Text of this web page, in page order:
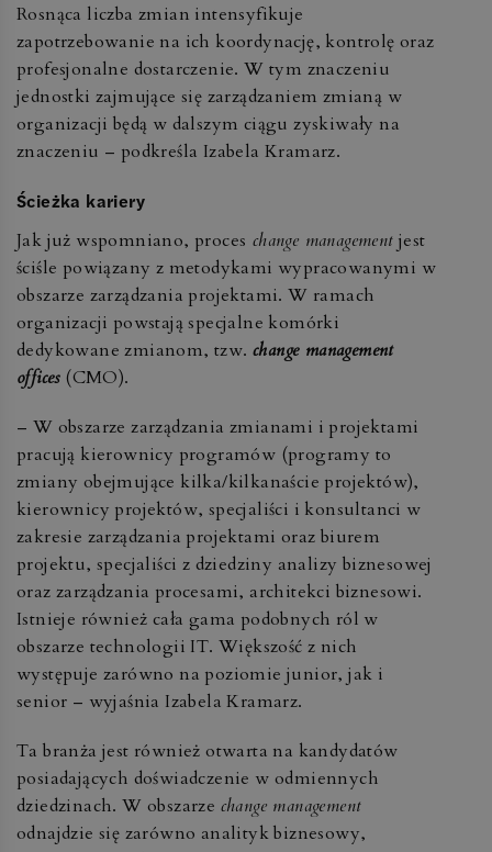
Rosnąca liczba zmian intensyfikuje
zapotrzebowanie na ich koordynację, kontrolę oraz
profesjonalne dostarczenie. W tym znaczeniu
jednostki zajmujące się zarządzaniem zmianą w
organizacji będą w dalszym ciągu zyskiwały na
znaczeniu – podkreśla Izabela Kramarz.
Ścieżka kariery
Jak już wspomniano, proces change management jest
ściśle powiązany z metodykami wypracowanymi w
obszarze zarządzania projektami. W ramach
organizacji powstają specjalne komórki
dedykowane zmianom, tzw. change management
offices(CMO).
– W obszarze zarządzania zmianami i projektami
pracują kierownicy programów (programy to
zmiany obejmujące kilka/kilkanaście projektów),
kierownicy projektów, specjaliści i konsultanci w
zakresie zarządzania projektami oraz biurem
projektu, specjaliści z dziedziny analizy biznesowej
oraz zarządzania procesami, architekci biznesowi.
Istnieje również cała gama podobnych ról w
obszarze technologii IT. Większość z nich
występuje zarówno na poziomie junior, jak i
senior – wyjaśnia Izabela Kramarz.
Ta branża jest również otwarta na kandydatów
posiadających doświadczenie w odmiennych
dziedzinach. W obszarze change management
odnajdzie się zarówno analityk biznesowy,